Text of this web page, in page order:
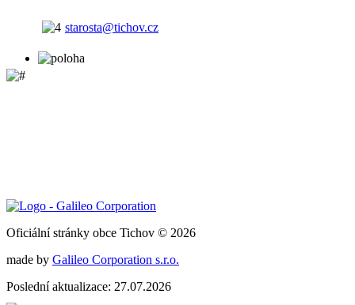
starosta@tichov.cz
Oficiální stránky obce Tichov © 2026
made by Galileo Corporation s.r.o.
Poslední aktualizace: 27.07.2026